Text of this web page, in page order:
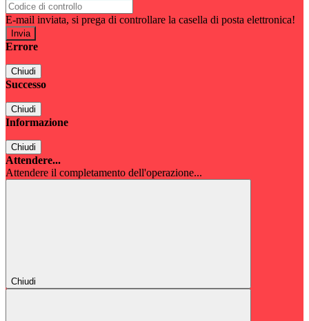
E-mail inviata, si prega di controllare la casella di posta elettronica!
Errore
Chiudi
Successo
Chiudi
Informazione
Chiudi
Attendere...
Attendere il completamento dell'operazione...
Chiudi